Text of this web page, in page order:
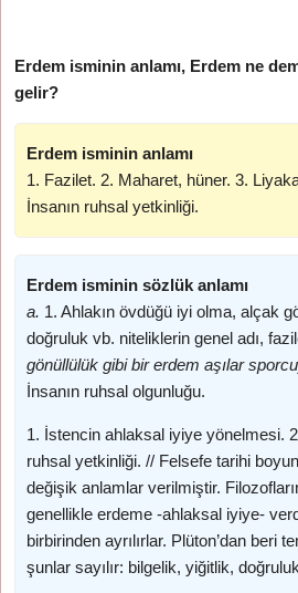
Erdem isminin anlamı, Erdem ne
gelir?
Erdem isminin anlamı
1. Fazilet. 2. Maharet, hüner. 3.
İnsanın ruhsal yetkinliği.
Erdem isminin sözlük anlamı
a. 1. Ahlakın övdüğü iyi olma, alçak
doğruluk vb. niteliklerin genel adı,
gönüllülük gibi bir erdem aşılar
İnsanın ruhsal olgunluğu.
1. İstencin ahlaksal iyiye yönelmesi.
ruhsal yetkinliği. // Felsefe tarihi
değişik anlamlar verilmiştir.
genellikle erdeme -ahlaksal iyiye-
birbirinden ayrılırlar. Plüton’dan beri
şunlar sayılır: bilgelik, yiğitlik,